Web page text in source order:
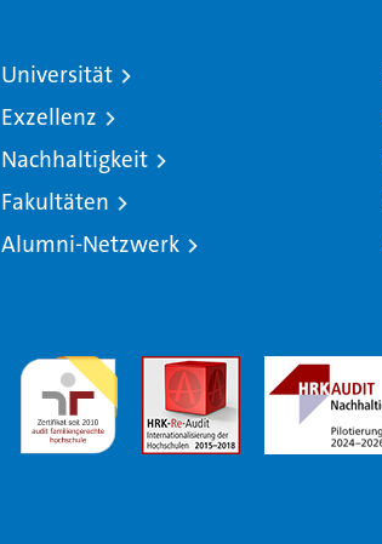
Universität
Exzellenz
Nachhaltigkeit
Fakultäten
Alumni-Netzwerk